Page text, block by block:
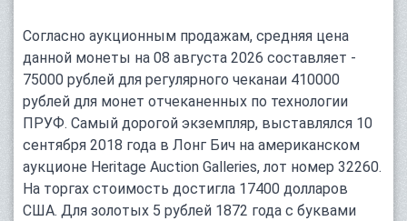
Согласно аукционным продажам, средняя цена
данной монеты на 08 августа 2026 составляет -
75000 рублей для регулярного чеканаи 410000
рублей для монет отчеканенных по технологии
ПРУФ. Самый дорогой экземпляр, выставлялся 10
сентября 2018 года в Лонг Бич на американском
аукционе Heritage Auction Galleries, лот номер 32260.
На торгах стоимость достигла 17400 долларов
США. Для золотых 5 рублей 1872 года с буквами